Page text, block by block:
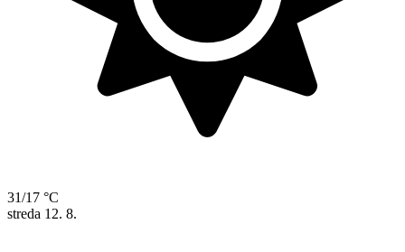
31/17 °C
streda 12. 8.